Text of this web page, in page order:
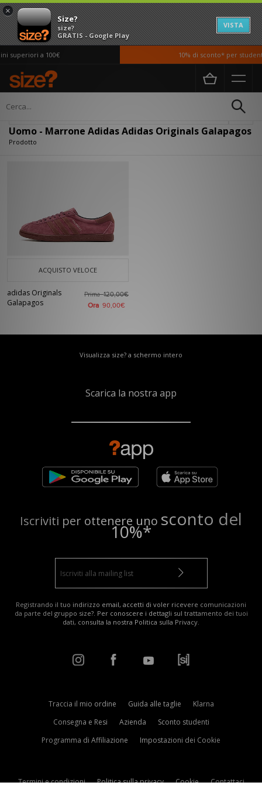
×
Size?
size?
GRATIS - Google Play
VISTA
superiori a 100€ 10% di sconto* per
Home Uomo
Uomo - Marrone Adidas Adidas Originals Galapagos
Prodotto
ACQUISTO VELOCE
adidas Originals
Galapagos
Prima120,00€
Ora 90,00€
Visualizza size? a schermo intero
Scarica la nostra app
Iscriviti per ottenere uno sconto del
10%*
Registrando il tuo indirizzo email, accetti di voler ricevere comunicazioni
da parte del gruppo size?. Per conoscere i dettagli sul trattamento dei tuoi
dati, consulta la nostra Politica sulla Privacy.
Traccia il mio ordine Guida alle taglie
Klarna
Consegna e Resi
Azienda
Sconto studenti
Programma di Affiliazione
Impostazioni dei Cookie
Termini e condizioni Politica sulla privacy Cookie Contattaci